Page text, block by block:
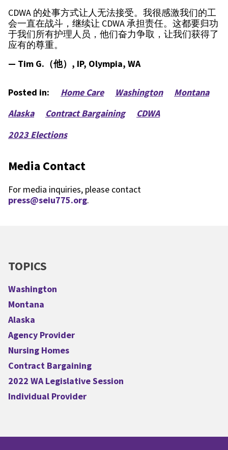
CDWA 的处事方式让人无法接受。我很感激我们的工
会一直在战斗，继续让 CDWA 承担责任。这都要归功
于我们所有护理人员，他们奋力争取，让我们获得了
应有的尊重。
— Tim G.（他）, IP, Olympia, WA
Posted in: Home Care Washington
Montana
Alaska
Contract Bargaining
CDWA
2023 Elections
Media Contact
For media inquiries, please contact
press@seiu775.org.
TOPICS
Washington
Montana
Alaska
Agency Provider
Nursing Homes
Contract Bargaining
2022 WA Legislative Session
Individual Provider